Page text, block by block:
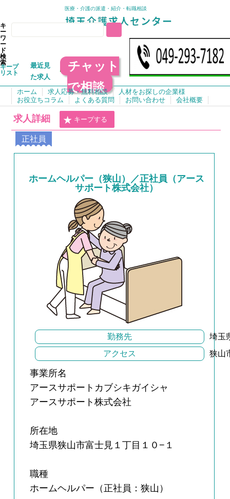
医療・介護の派遣・紹介・転職相談
キ
ー
ワ
ー
ド
検
索
キープ
リスト
最近見
た求人
チャット
で相談
ホーム 求人応募・無料相談
人材をお探しの企業様
お役立ちコラム
よくある質問 お問い合わせ 会社概要
求人詳細 キープする
正社員
ホームヘルパー（狭山）／正社員（アース
サポート株式会社）
勤務先
埼玉
アクセス
狭山
事業所名
アースサポートカブシキガイシャ
アースサポート株式会社
所在地
埼玉県狭山市富士見１丁目１０−１
職種
ホームヘルパー（正社員：狭山）